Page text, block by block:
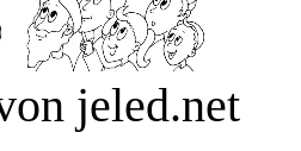
jeled.net